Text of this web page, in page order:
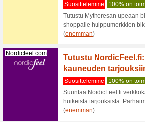
Storytel.com